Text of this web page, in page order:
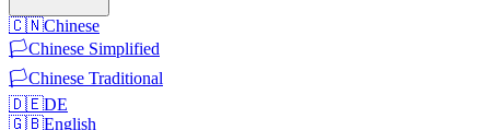
🇨🇳Chinese
🏳️Chinese Simplified
🏳️Chinese Traditional
🇩🇪DE
🇬🇧English